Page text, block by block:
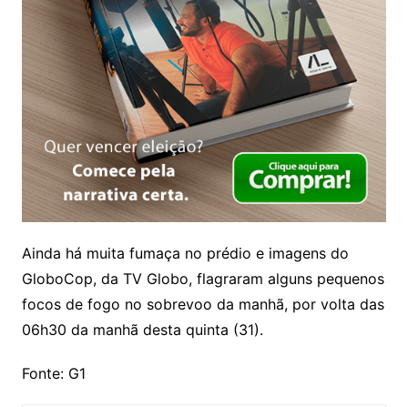
Ainda há muita fumaça no prédio e imagens do
GloboCop, da TV Globo, flagraram alguns pequenos
focos de fogo no sobrevoo da manhã, por volta das
06h30 da manhã desta quinta (31).
Fonte: G1